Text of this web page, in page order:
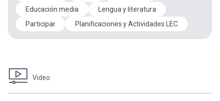
Educación media
Lengua y literatura
Participar
Planificaciones y Actividades LEC
Video